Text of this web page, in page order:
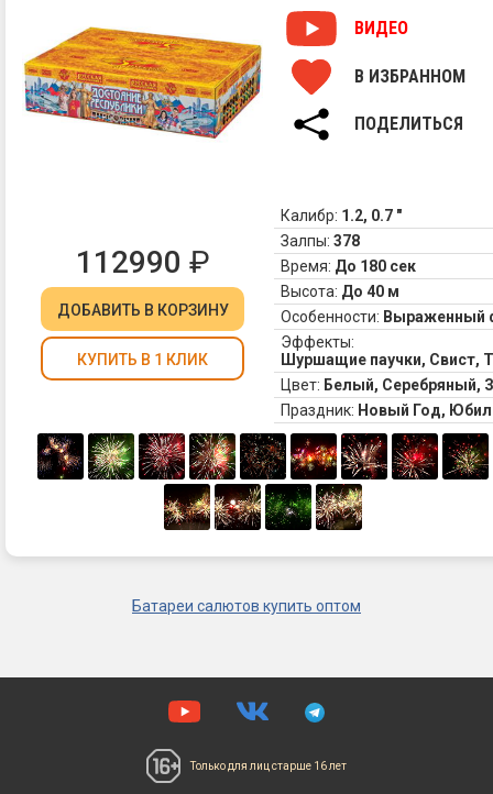
ВИДЕО
В ИЗБРАННОМ
ПОДЕЛИТЬСЯ
112990 ₽
ДОБАВИТЬ В КОРЗИНУ
КУПИТЬ В 1 КЛИК
Калибр: 1.2, 0.7 "
Залпы: 378
Время: До 180 сек
Высота: До 40 м
Особенности: Выраженный
Эффекты:
Шуршащие паучки, Свист,
Цвет: Белый, Серебряный,
Праздник: Новый Год,
Батареи салютов купить оптом
Только для лиц старше 16 лет